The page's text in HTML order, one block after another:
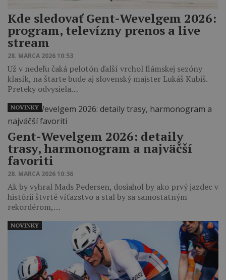
Kde sledovať Gent-Wevelgem 2026:
program, televízny prenos a live
stream
28. MARCA 2026 10:53
Už v nedeľu čaká pelotón ďalší vrchol flámskej sezóny
klasík, na štarte bude aj slovenský majster Lukáš Kubiš.
Preteky odvysiela…
Gent-Wevelgem 2026: detaily
trasy, harmonogram a najväčší
favoriti
28. MARCA 2026 10:36
Ak by vyhral Mads Pedersen, dosiahol by ako prvý jazdec v
histórii štvrté víťazstvo a stal by sa samostatným
rekordérom,…
NOVINKY
NOVINKY